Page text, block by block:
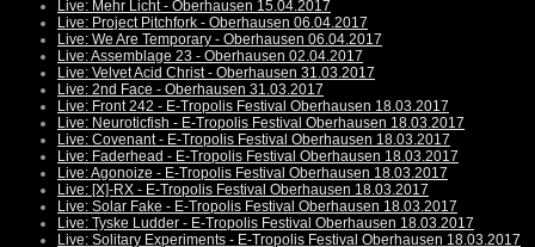
Live: Mehr Licht - Oberhausen 15.04.2017
Live: Project Pitchfork - Oberhausen 06.04.2017
Live: We Are Temporary - Oberhausen 06.04.2017
Live: Assemblage 23 - Oberhausen 02.04.2017
Live: Velvet Acid Christ - Oberhausen 31.03.2017
Live: 2nd Face - Oberhausen 31.03.2017
Live: Front 242 - E-Tropolis Festival Oberhausen 18.03.2017
Live: Neuroticfish - E-Tropolis Festival Oberhausen 18.03.2017
Live: Covenant - E-Tropolis Festival Oberhausen 18.03.2017
Live: Faderhead - E-Tropolis Festival Oberhausen 18.03.2017
Live: Agonoize - E-Tropolis Festival Oberhausen 18.03.2017
Live: [X]-RX - E-Tropolis Festival Oberhausen 18.03.2017
Live: Solar Fake - E-Tropolis Festival Oberhausen 18.03.2017
Live: Tyske Ludder - E-Tropolis Festival Oberhausen 18.03.2017
Live: Solitary Experiments - E-Tropolis Festival Oberhausen 18.03.2017